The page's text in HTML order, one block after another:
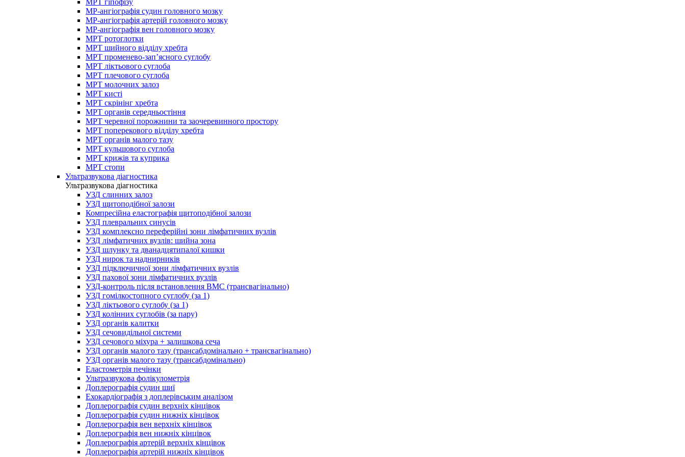
МРТ гіпофізу
МР-ангіографія судин головного мозку
МР-ангіографія артерій головного мозку
МР-ангіографія вен головного мозку
МРТ ротоглотки
МРТ шийного відділу хребта
МРТ променево-зап’ясного суглобу
МРТ ліктьового суглоба
МРТ плечового суглоба
МРТ молочних залоз
МРТ кисті
МРТ скрінінг хребта
МРТ органів середньостіння
МРТ черевної порожнини та заочеревинного простору
МРТ поперекового відділу хребта
МРТ органів малого тазу
МРТ кульшового суглоба
МРТ крижів та куприка
МРТ стопи
Ультразвукова діагностика
Ультразвукова діагностика
УЗД слинних залоз
УЗД щитоподібної залози
Компресійна еластографія щитоподібної залози
УЗД плевральних синусів
УЗД комплексно переферійні зони лімфатичних вузлів
УЗД лімфатичних вузлів: шийна зона
УЗД шлунку та дванадцятипалої кишки
УЗД нирок та наднирників
УЗД підключичної зони лімфатичних вузлів
УЗД пахової зони лімфатичних вузлів
УЗД-контроль після встановлення ВМС (трансвагінально)
УЗД гомілкостопного суглобу (за 1)
УЗД ліктьового суглобу (за 1)
УЗД колінних суглобів (за пару)
УЗД органів калитки
УЗД сечовидільної системи
УЗД сечового міхура + залишкова сеча
УЗД органів малого тазу (трансабдомінально + трансвагінально)
УЗД органів малого тазу (трансабдомінально)
Еластометрія печінки
Ультразвукова фолікулометрія
Доплерографія судин шиї
Ехокардіографія з доплерівським аналізом
Доплерографія судин верхніх кінцівок
Доплерографія судин нижніх кінцівок
Доплерографія вен верхніх кінцівок
Доплерографія вен нижніх кінцівок
Доплерографія артерій верхніх кінцівок
Доплерографія артерій нижніх кінцівок